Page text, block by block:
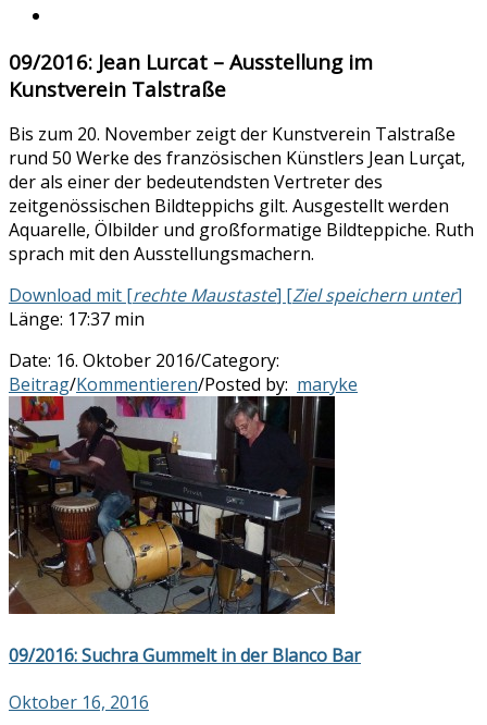
09/2016: Jean Lurcat – Ausstellung im
Kunstverein Talstraße
Bis zum 20. November zeigt der Kunstverein Talstraße
rund 50 Werke des französischen Künstlers Jean Lurçat,
der als einer der bedeutendsten Vertreter des
zeitgenössischen Bildteppichs gilt. Ausgestellt werden
Aquarelle, Ölbilder und großformatige Bildteppiche. Ruth
sprach mit den Ausstellungsmachern.
Download mit [rechte Maustaste] [Ziel speichern unter]
Länge: 17:37 min
Date: 16. Oktober 2016/Category:
Beitrag/Kommentieren/Posted by: maryke
09/2016: Suchra Gummelt in der Blanco Bar
Oktober 16, 2016